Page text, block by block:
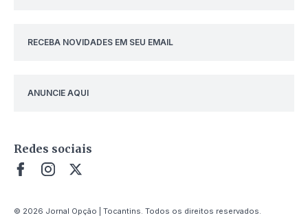
RECEBA NOVIDADES EM SEU EMAIL
ANUNCIE AQUI
Redes sociais
© 2026 Jornal Opção | Tocantins. Todos os direitos reservados.